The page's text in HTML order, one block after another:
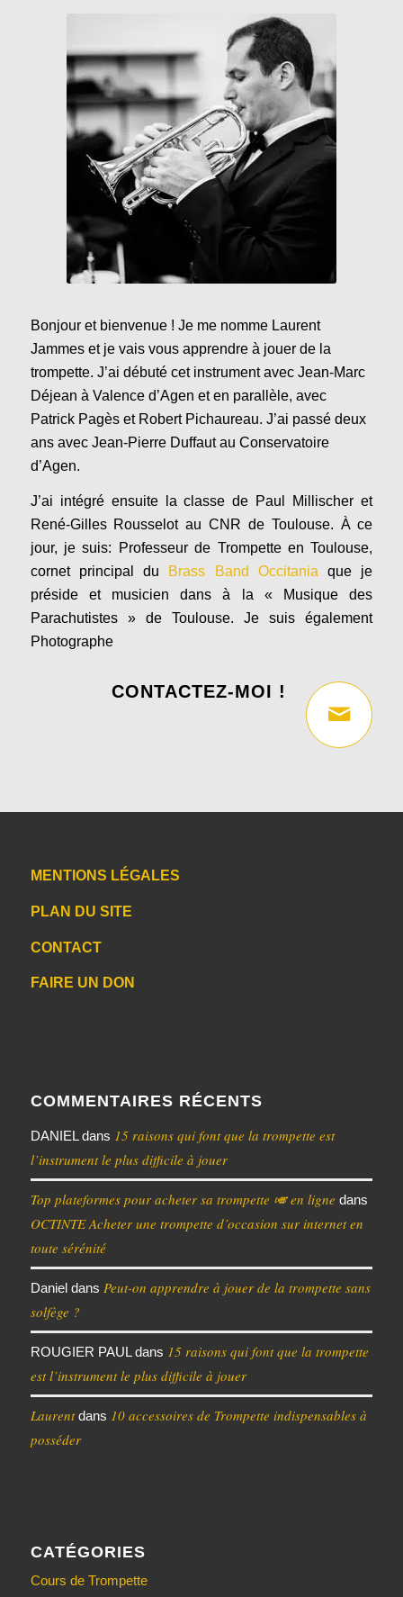
Laurent Jammes
Bonjour et bienvenue ! Je me nomme Laurent
Jammes et je vais vous apprendre à jouer de la
trompette. J’ai débuté cet instrument avec Jean-Marc
Déjean à Valence d’Agen et en parallèle, avec
Patrick Pagès et Robert Pichaureau. J’ai passé deux
ans avec Jean-Pierre Duffaut au Conservatoire
d’Agen.
J’ai intégré ensuite la classe de Paul Millischer et
René-Gilles Rousselot au CNR de Toulouse. À ce
jour, je suis: Professeur de Trompette en Toulouse,
cornet principal du Brass Band Occitania que je
préside et musicien dans à la « Musique des
Parachutistes » de Toulouse. Je suis également
Photographe.
CONTACTEZ-MOI !
MENTIONS LÉGALES
PLAN DU SITE
CONTACT
FAIRE UN DON
COMMENTAIRES RÉCENTS
DANIELdans 15 raisons qui font que la trompette est
l’instrument le plus difficile à jouer
Top plateformes pour acheter sa trompette 🎺 en ligne dans
OCTINTE Acheter une trompette d’occasion sur internet en
toute sérénité
Danieldans Peut-on apprendre à jouer de la trompette sans
solfège ?
ROUGIER PAULdans 15 raisons qui font que la trompette
est l’instrument le plus difficile à jouer
Laurentdans 10 accessoires de Trompette indispensables à
posséder
CATÉGORIES
Cours de Trompette